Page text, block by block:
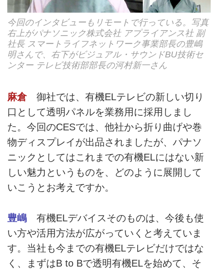
今回のインタビューもリモートで行っている。写真
右上がパナソニック株式会社 アプライアンス社 副
社長 スマートライフネットワーク事業部長の豊嶋
明さんで、右下がビジュアル・サウンドBU技術セ
ンター テレビ技術部部長の河村新一さん
麻倉御社では、有機ELテレビの新しい切り
口として透明パネルを業務用に採用しまし
た。今回のCESでは、他社から折り曲げや巻
物ディスプレイが出品されましたが、パナソ
ニックとしてはこれまでの有機ELにはない新
しい魅力というものを、どのように展開して
いこうとお考えですか。
豊嶋 有機ELデバイスそのものは、今後も使
い方や活用方法が広がっていくと考えていま
す。当社も今までの有機ELテレビだけではな
く、まずはB to Bで透明有機ELを始めて、そ